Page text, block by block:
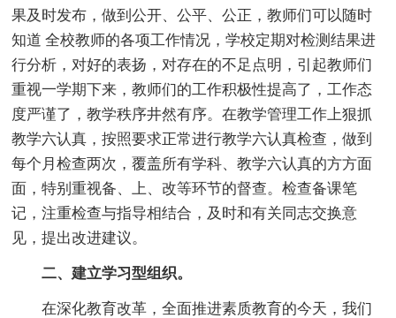
果及时发布，做到公开、公平、公正，教师们可以随时
知道 全校教师的各项工作情况，学校定期对检测结果进
行分析，对好的表扬，对存在的不足点明，引起教师们
重视一学期下来，教师们的工作积极性提高了，工作态
度严谨了，教学秩序井然有序。在教学管理工作上狠抓
教学六认真，按照要求正常进行教学六认真检查，做到
每个月检查两次，覆盖所有学科、教学六认真的方方面
面，特别重视备、上、改等环节的督查。检查备课笔
记，注重检查与指导相结合，及时和有关同志交换意
见，提出改进建议。
二、建立学习型组织。
在深化教育改革，全面推进素质教育的今天，我们